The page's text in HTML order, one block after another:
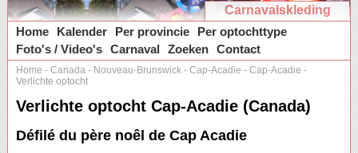
Carnavalskleding
Home
Kalender Per provincie
Per optochttype
Foto's / Video's Carnaval Zoeken Contact
Home - Canada - Nouveau-Brunswick - Cap-Acadie - Cap-Acadie -
Verlichte optocht
Verlichte optocht Cap-Acadie (Canada)
Défilé du père noêl de Cap Acadie